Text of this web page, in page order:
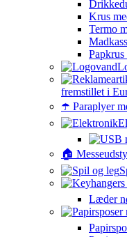
Krus
Termo
fremstillet i
☂️ Paraplyer
🏠
Læder